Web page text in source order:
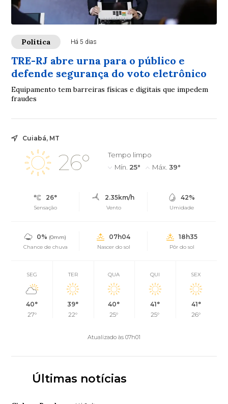
Política Há 5 dias
TRE-RJ abre urna para o público e
defende segurança do voto eletrônico
Equipamento tem barreiras físicas e digitais que impedem
fraudes
Cuiabá, MT
26°
Tempo limpo
Mín. 25° Máx. 39°
26°
Sensação
2.35km/h
Vento
42%
Umidade
0% (0mm)
Chance de chuva
07h04
Nascer do sol
18h35
Pôr do sol
SEG
40°
27°
TER
39°
22°
QUA
40°
25°
QUI
41°
25°
SEX
41°
26°
Atualizado às 07h01
Últimas notícias